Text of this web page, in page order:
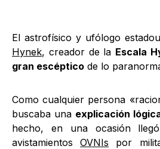
El astrofísico y ufólogo
Hynek, creador de la Escala
gran escéptico de lo
Como cualquier persona
buscaba una explicación
hecho, en una ocasión
avistamientosOVNIs por